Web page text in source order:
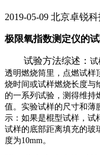
2019-05-09 北京卓锐科
极限氧指数测定仪的
试验方法综述： 试
透明燃烧筒里，点燃试样
烧时间或试样燃烧长度与
的一系列试验，测得维持
值。 实验试样的尺寸和薄
示：如果是棍型试样，试
试样的底部距离填充的玻
度为10mm。